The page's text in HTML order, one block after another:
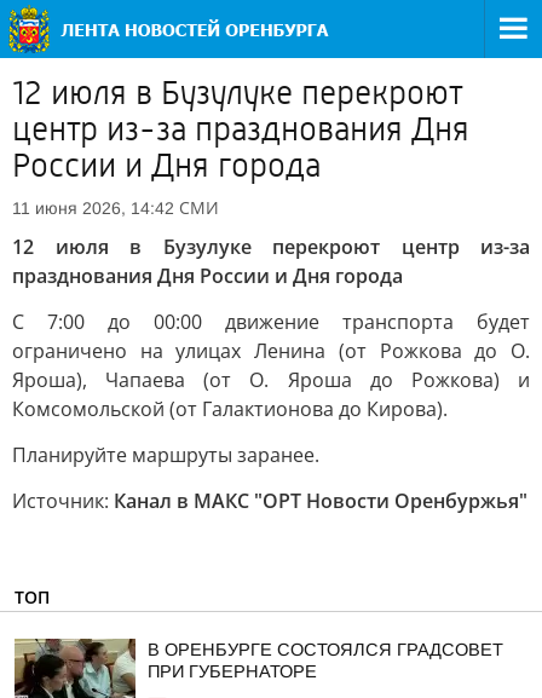
12 июля в Бузулуке перекроют
центр из-за празднования Дня
России и Дня города
11 июня 2026, 14:42 СМИ
12 июля в Бузулуке перекроют центр из-за
празднования Дня России и Дня города
С 7:00 до 00:00 движение транспорта будет
ограничено на улицах Ленина (от Рожкова до О.
Яроша), Чапаева (от О. Яроша до Рожкова) и
Комсомольской (от Галактионова до Кирова).
Планируйте маршруты заранее.
Источник: Канал в МАКС "ОРТ Новости Оренбуржья"
ТОП
В ОРЕНБУРГЕ СОСТОЯЛСЯ ГРАДСОВЕТ
ПРИ ГУБЕРНАТОРЕ